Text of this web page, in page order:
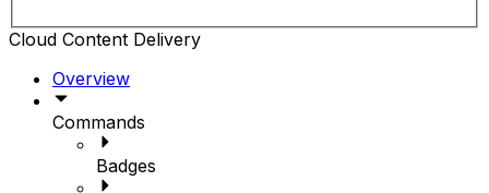
Cloud Content Delivery
Overview
Commands
Badges